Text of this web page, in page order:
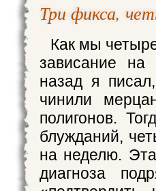
Три фикса,
Как мы
зависание на
назад я
чинили
полигонов.
блужданий,
на неделю.
диагноза